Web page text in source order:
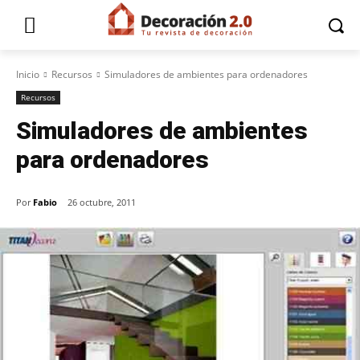
Inicio Recursos Simuladores de ambientes para ordenadores
Recursos
Simuladores de ambientes
para ordenadores
Por Fabio 26 octubre, 2011